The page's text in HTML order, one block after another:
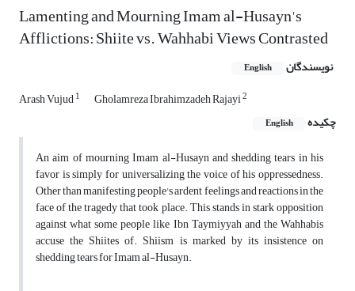
Lamenting and Mourning Imam al-Husayn's
Afflictions: Shiite vs. Wahhabi Views Contrasted
نویسندگان English
Arash Vujud1 Gholamreza Ibrahimzadeh Rajayi2
چکیده English
An aim of mourning Imam al-Husayn and shedding tears in his
favor is simply for universalizing the voice of his oppressedness.
Other than manifesting people's ardent feelings and reactions in the
face of the tragedy that took place. This stands in stark opposition
against what some people like Ibn Taymiyyah and the Wahhabis
accuse the Shiites of. Shiism is marked by its insistence on
shedding tears for Imam al-Husayn.